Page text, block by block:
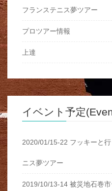
フランステニス夢ツアー
プロツアー情報
上達
イベント予定
2020/01/15-22 フッキーと
ニス夢ツアー
2019/10/13-14 被災地石巻